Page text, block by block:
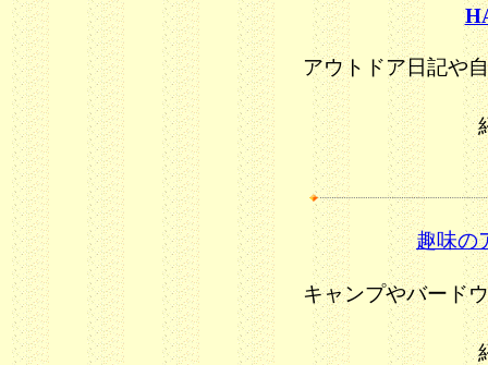
アウトドア日記や
趣味の
キャンプやバード